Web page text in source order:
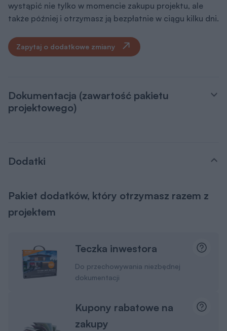
wystąpić nie tylko w momencie zakupu projektu, ale
także później i otrzymasz ją bezpłatnie w ciągu kilku dni.
Zapytaj o dodatkowe zmiany
Dokumentacja (zawartość pakietu
projektowego)
Dodatki
Pakiet dodatków, który otrzymasz razem z
projektem
Teczka inwestora
Do przechowywania niezbędnej
dokumentacji
Kupony rabatowe na
zakupy